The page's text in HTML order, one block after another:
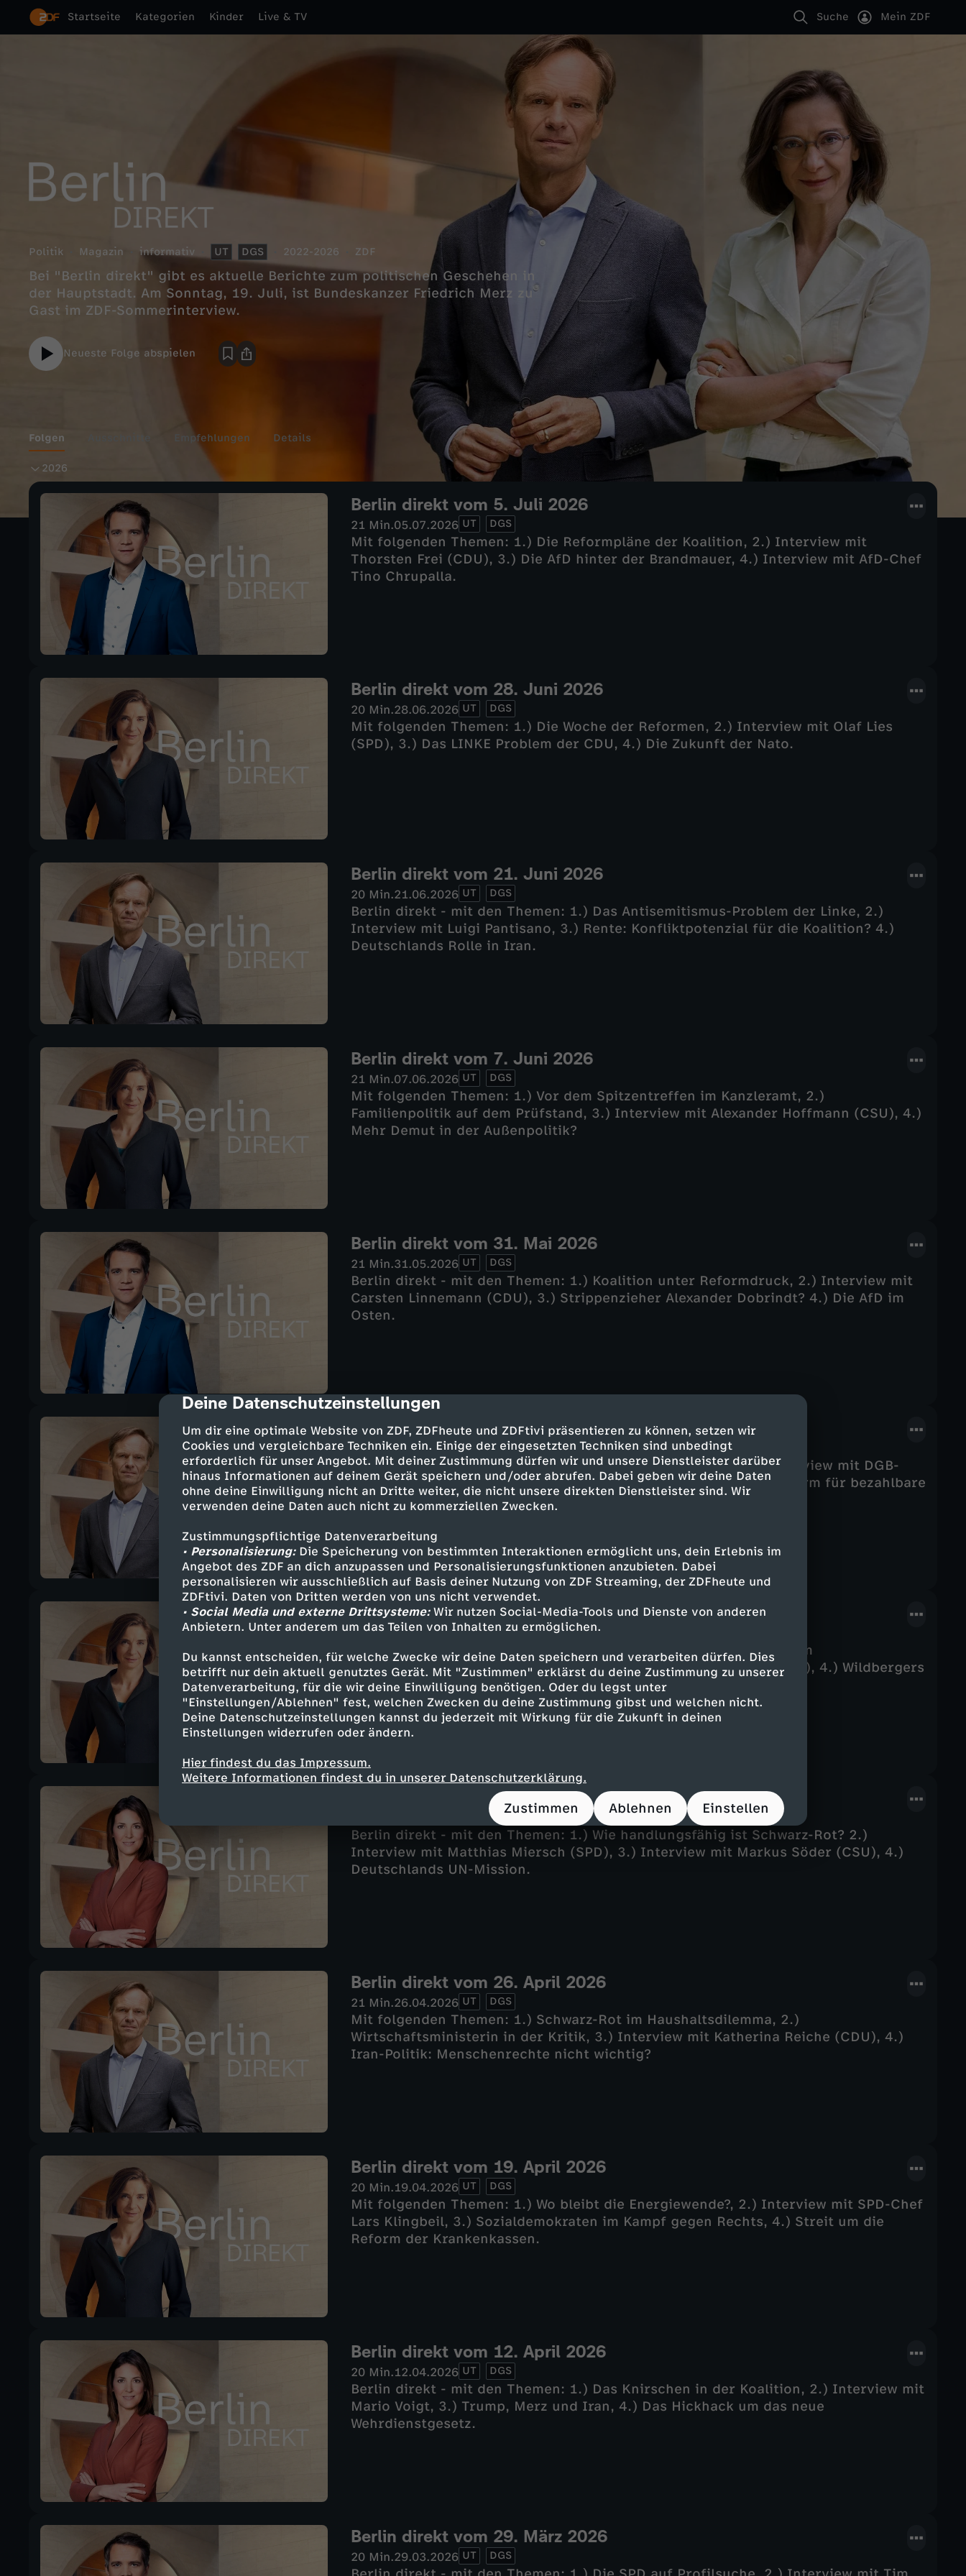
cmp-dialog-description
Deine Datenschutzeinstellungen
Um dir eine optimale Website von ZDF, ZDFheute und ZDFtivi präsentieren zu können, setzen wir
Cookies und vergleichbare Techniken ein. Einige der eingesetzten Techniken sind unbedingt
erforderlich für unser Angebot. Mit deiner Zustimmung dürfen wir und unsere Dienstleister darüber
hinaus Informationen auf deinem Gerät speichern und/oder abrufen. Dabei geben wir deine Daten
ohne deine Einwilligung nicht an Dritte weiter, die nicht unsere direkten Dienstleister sind. Wir
verwenden deine Daten auch nicht zu kommerziellen Zwecken.
Zustimmungspflichtige Datenverarbeitung
• Personalisierung:Die Speicherung von bestimmten Interaktionen ermöglicht uns, dein Erlebnis im
Angebot des ZDF an dich anzupassen und Personalisierungsfunktionen anzubieten. Dabei
personalisieren wir ausschließlich auf Basis deiner Nutzung von ZDF Streaming, der ZDFheute und
ZDFtivi. Daten von Dritten werden von uns nicht verwendet.
• Social Media und externe Drittsysteme:Wir nutzen Social-Media-Tools und Dienste von anderen
Anbietern. Unter anderem um das Teilen von Inhalten zu ermöglichen.
Du kannst entscheiden, für welche Zwecke wir deine Daten speichern und verarbeiten dürfen. Dies
betrifft nur dein aktuell genutztes Gerät. Mit "Zustimmen" erklärst du deine Zustimmung zu unserer
Datenverarbeitung, für die wir deine Einwilligung benötigen. Oder du legst unter
"Einstellungen/Ablehnen" fest, welchen Zwecken du deine Zustimmung gibst und welchen nicht.
Deine Datenschutzeinstellungen kannst du jederzeit mit Wirkung für die Zukunft in deinen
Einstellungen widerrufen oder ändern.
Hier findest du das Impressum.
Weitere Informationen findest du in unserer Datenschutzerklärung.
Zustimmen Ablehnen Einstellen
Startseite Kategorien Kinder Live & TV Suche Mein ZDF
Politik Magazin informativ UT DGS 2022-2026 ZDF
Bei "Berlin direkt" gibt es aktuelle Berichte zum politischen Geschehen in
der Hauptstadt. Am Sonntag, 19. Juli, ist Bundeskanzer Friedrich Merz zu
Gast im ZDF-Sommerinterview.
Neueste Folge abspielen
Folgen Empfehlungen Details
2026
2
Berlin direkt vom 5. Juli 2026
21 Min.05.07.2026 UT DGS
Mit folgenden Themen: 1.) Die Reformpläne der Koalition, 2.) Interview mit
Thorsten Frei (CDU), 3.) Die AfD hinter der Brandmauer, 4.) Interview mit AfD-Chef
Tino Chrupalla.
Berlin direkt vom 28. Juni 2026
20 Min.28.06.2026 UT DGS
Mit folgenden Themen: 1.) Die Woche der Reformen, 2.) Interview mit Olaf Lies
(SPD), 3.) Das LINKE Problem der CDU, 4.) Die Zukunft der Nato.
Berlin direkt vom 21. Juni 2026
20 Min.21.06.2026 UT DGS
Berlin direkt - mit den Themen: 1.) Das Antisemitismus-Problem der Linke, 2.)
Interview mit Luigi Pantisano, 3.) Rente: Konfliktpotenzial für die Koalition? 4.)
Deutschlands Rolle in Iran.
Berlin direkt vom 7. Juni 2026
21 Min.07.06.2026 UT DGS
Mit folgenden Themen: 1.) Vor dem Spitzentreffen im Kanzleramt, 2.)
Familienpolitik auf dem Prüfstand, 3.) Interview mit Alexander Hoffmann (CSU), 4.)
Mehr Demut in der Außenpolitik?
Berlin direkt vom 31. Mai 2026
21 Min.31.05.2026 UT DGS
Berlin direkt - mit den Themen: 1.) Koalition unter Reformdruck, 2.) Interview mit
Carsten Linnemann (CDU), 3.) Strippenzieher Alexander Dobrindt? 4.) Die AfD im
Osten.
Berlin direkt vom 17. Mai 2026
22 Min.17.05.2026 UT DGS
Mit folgenden Themen: 1.) Schwarz-Rot im Krisenmodus, 2.) Interview mit DGB-
Chefin Fahimi, 3.) Interview mit Gitta Connemann (CDU), 4.) Reform für bezahlbare
Pflege.
Berlin direkt vom 10. Mai 2026
20 Min.10.05.2026 UT DGS
Mit folgenden Themen: 1.) Merz unter Druck, 2.) Koalition ringt um
Einkommenssteuerreform, 3.) Interview mit Tim Klüssendorf (SPD), 4.) Wildbergers
Kampf gegen Bürokratie.
Berlin direkt vom 3. Mai 2026
DGS
Berlin direkt - mit den Themen: 1.) Wie handlungsfähig ist Schwarz-Rot? 2.)
Interview mit Matthias Miersch (SPD), 3.) Interview mit Markus Söder (CSU), 4.)
Deutschlands UN-Mission.
Berlin direkt vom 26. April 2026
21 Min.26.04.2026 UT DGS
Mit folgenden Themen: 1.) Schwarz-Rot im Haushaltsdilemma, 2.)
Wirtschaftsministerin in der Kritik, 3.) Interview mit Katherina Reiche (CDU), 4.)
Iran-Politik: Menschenrechte nicht wichtig?
Berlin direkt vom 19. April 2026
20 Min.19.04.2026 UT DGS
Mit folgenden Themen: 1.) Wo bleibt die Energiewende?, 2.) Interview mit SPD-Chef
Lars Klingbeil, 3.) Sozialdemokraten im Kampf gegen Rechts, 4.) Streit um die
Reform der Krankenkassen.
Berlin direkt vom 12. April 2026
20 Min.12.04.2026 UT DGS
Berlin direkt - mit den Themen: 1.) Das Knirschen in der Koalition, 2.) Interview mit
Mario Voigt, 3.) Trump, Merz und Iran, 4.) Das Hickhack um das neue
Wehrdienstgesetz.
Berlin direkt vom 29. März 2026
20 Min.29.03.2026 UT DGS